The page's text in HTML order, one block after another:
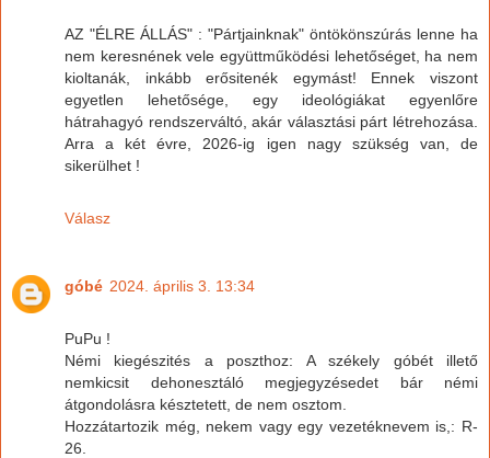
AZ "ÉLRE ÁLLÁS" : "Pártjainknak" öntökönszúrás lenne ha
nem keresnének vele együttműködési lehetőséget, ha nem
kioltanák, inkább erősitenék egymást! Ennek viszont
egyetlen lehetősége, egy ideológiákat egyenlőre
hátrahagyó rendszerváltó, akár választási párt létrehozása.
Arra a két évre, 2026-ig igen nagy szükség van, de
sikerülhet !
Válasz
góbé 2024. április 3. 13:34
PuPu !
Némi kiegészités a poszthoz: A székely góbét illető
nemkicsit dehonesztáló megjegyzésedet bár némi
átgondolásra késztetett, de nem osztom.
Hozzátartozik még, nekem vagy egy vezetéknevem is,: R-
26.